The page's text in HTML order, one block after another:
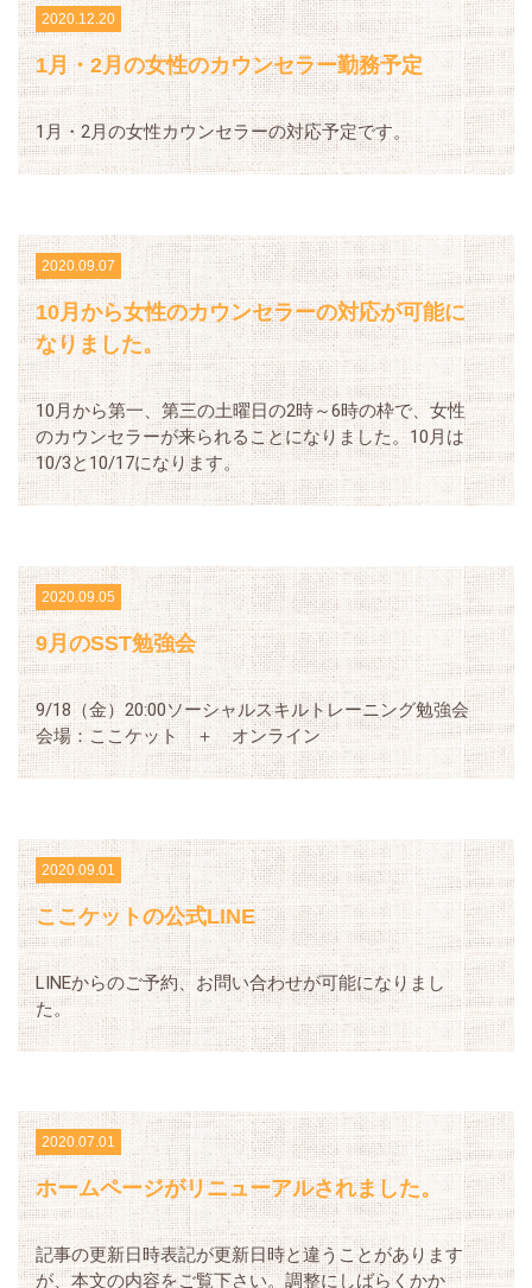
2020.12.20
1月・2月の女性のカウンセラー勤務予定
1月・2月の女性カウンセラーの対応予定です。
2020.09.07
10月から女性のカウンセラーの対応が可能に
なりました。
10月から第一、第三の土曜日の2時～6時の枠で、女性
のカウンセラーが来られることになりました。10月は
10/3と10/17になります。
2020.09.05
9月のSST勉強会
9/18（金）20:00ソーシャルスキルトレーニング勉強会
会場：ここケット ＋ オンライン
2020.09.01
ここケットの公式LINE
LINEからのご予約、お問い合わせが可能になりまし
た。
2020.07.01
ホームページがリニューアルされました。
記事の更新日時表記が更新日時と違うことがあります
が、本文の内容をご覧下さい。調整にしばらくかか